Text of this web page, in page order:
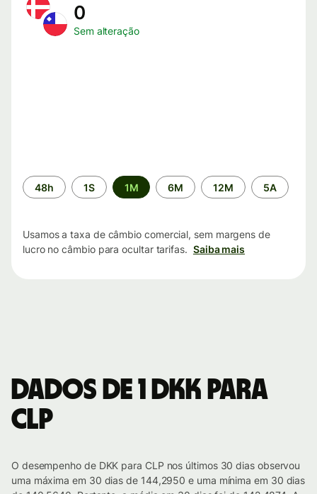
0
Sem alteração
Período
de
48h 1S 1M 6M 12M 5A
Usamos a taxa de câmbio comercial, sem margens de
lucro no câmbio para ocultar tarifas. Saiba mais
Dados de 1 DKK para
CLP
O desempenho de DKK para CLP nos últimos 30 dias observou
uma máxima em 30 dias de 144,2950 e uma mínima em 30 dias